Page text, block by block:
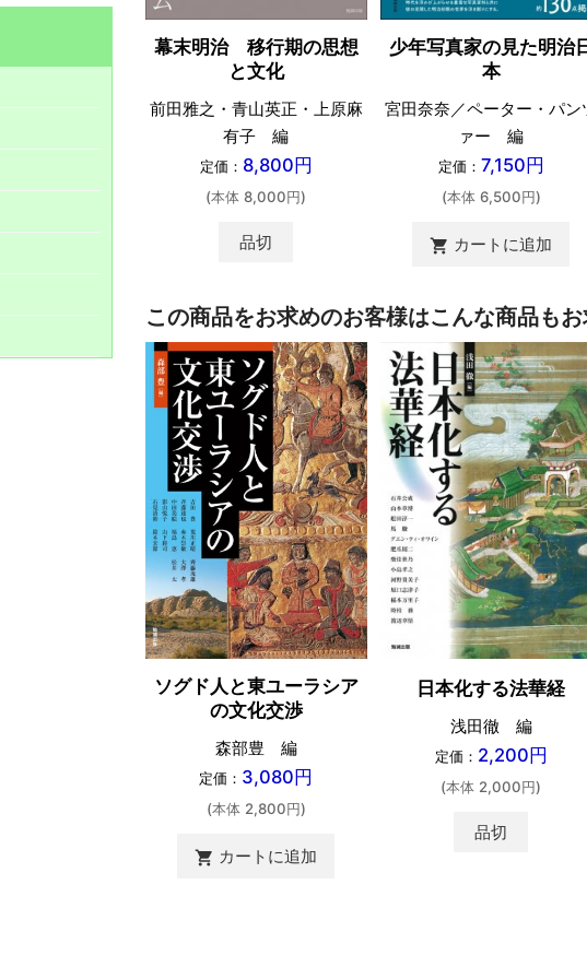
幕末明治 移行期の思想
と文化
前田雅之・青山英正・上原麻
有子 編
定価： 8,800円
(本体 8,000円)
品切
少年写真家の見た明治
本
宮田奈奈／ペーター・パン
ァー 編
定価： 7,150円
(本体 6,500円)
shopping_cart カートに追加
この商品をお求めのお客様はこんな商品もお
ソグド人と東ユーラシア
の文化交渉
森部豊 編
定価： 3,080円
(本体 2,800円)
shopping_cart カートに追加
日本化する法華経
浅田徹 編
定価： 2,200円
(本体 2,000円)
品切